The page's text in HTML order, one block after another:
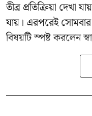
তীব্র প্রতিক্রিয়া দেখা
যায়। এরপরেই সোমবার
বিষয়টি স্পষ্ট করলেন